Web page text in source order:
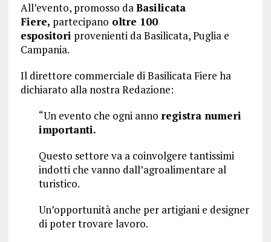
All’evento, promosso daBasilicata
Fiere, partecipano oltre 100
espositori provenienti da Basilicata, Puglia e
Campania.
Il direttore commerciale di Basilicata Fiere ha
dichiarato alla nostra Redazione:
“Un evento che ogni anno registra numeri
importanti.
Questo settore va a coinvolgere tantissimi
indotti che vanno dall’agroalimentare al
turistico.
Un’opportunità anche per artigiani e designer
di poter trovare lavoro.